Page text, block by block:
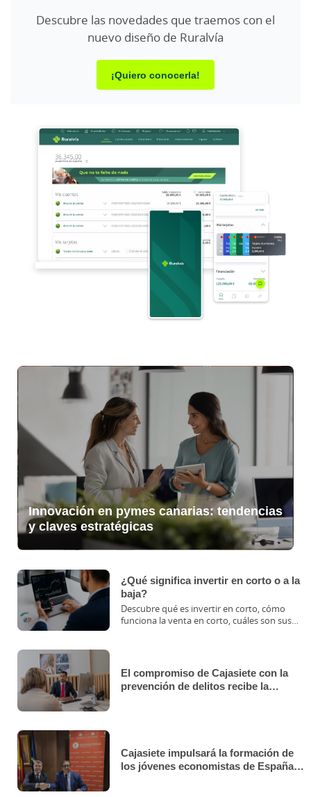
Descubre las novedades que traemos con el
nuevo diseño de Ruralvía
¡Quiero conocerla!
Este bloque de noticias sigue el siguiente orden de
Innovación en pymes canarias: tendencias
y claves estratégicas
¿Qué significa invertir en corto o a la
baja?
Descubre qué es invertir en corto, cómo
funciona la venta en corto, cuáles son sus
El compromiso de Cajasiete con la
prevención de delitos recibe la
Cajasiete impulsará la formación de
los jóvenes economistas de España